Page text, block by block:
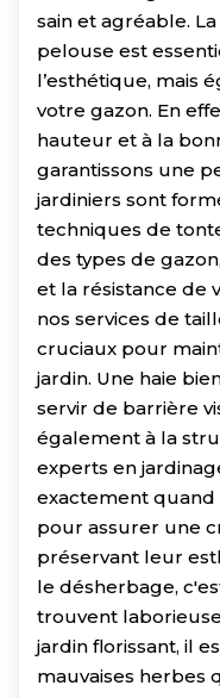
sain et agréable.
pelouse est
l’esthétique, mais
votre gazon. En
hauteur et à la
garantissons une
jardiniers sont
techniques de
des types de
et la résistance de
nos services de
cruciaux pour
jardin. Une haie
servir de barrière
également à la
experts en
exactement quand
pour assurer une
préservant leur
le désherbage,
trouvent
jardin florissant, il
mauvaises herbes